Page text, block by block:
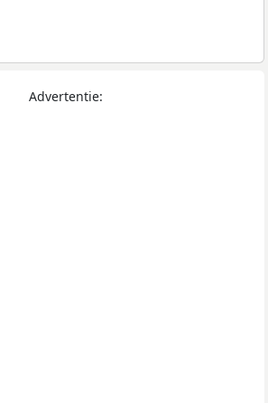
Advertentie: